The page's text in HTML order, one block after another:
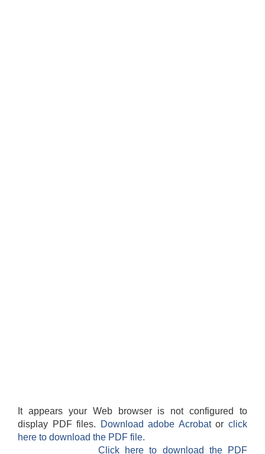
It appears your Web browser is not configured to
display PDF files.
Download adobe Acrobatorclick
here to download the PDF file.
Click here to download the PDF